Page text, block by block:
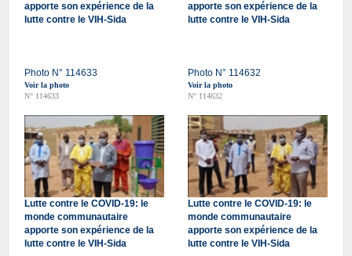
apporte son expérience de la
lutte contre le VIH-Sida
Photo N° 114633
Voir la photo
N° 114633
apporte son expérience de la
lutte contre le VIH-Sida
Photo N° 114632
Voir la photo
N° 114632
Lutte contre le COVID-19: le
monde communautaire
apporte son expérience de la
lutte contre le VIH-Sida
Lutte contre le COVID-19: le
monde communautaire
apporte son expérience de la
lutte contre le VIH-Sida